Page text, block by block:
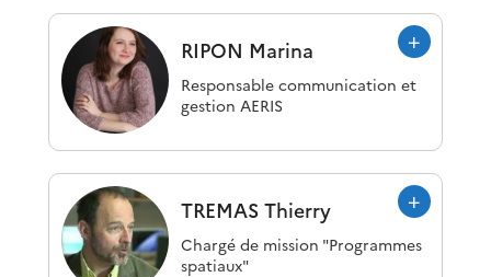
RIPON Marina
Responsable communication et
gestion AERIS
TREMAS Thierry
Chargé de mission "Programmes
spatiaux"